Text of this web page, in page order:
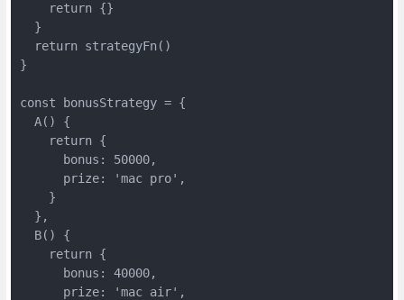
    return {}
  }
  return strategyFn()
}
const bonusStrategy = {
  A() {
    return {
      bonus: 50000,
      prize: 'mac pro',
    }
  },
  B() {
    return {
      bonus: 40000,
      prize: 'mac air',